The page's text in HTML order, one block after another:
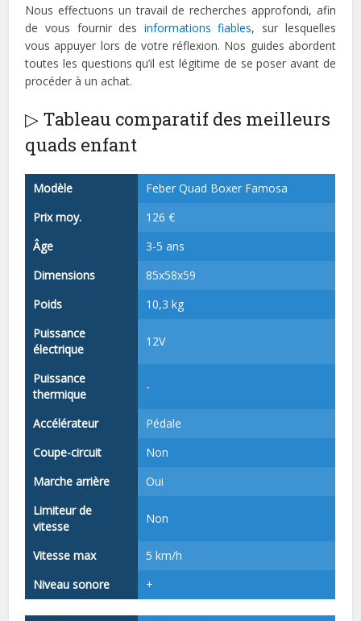
Nous effectuons un travail de recherches approfondi, afin
de vous fournir des informations fiables, sur lesquelles
vous appuyer lors de votre réflexion. Nos guides abordent
toutes les questions qu’il est légitime de se poser avant de
procéder à un achat.
▷ Tableau comparatif des meilleurs
quads enfant
Modèle
Feber Quad Boxer Famosa
Prix moy.
126 €
Âge
3-5 ans
Dimensions
85x58x59
Poids
10,3 kg
Puissance
électrique
12V
Puissance
thermique
-
Accélérateur
Pédale
Coupe-circuit
Non
Marche arrière
Oui
Limiteur de
vitesse
Non
Vitesse max
5 km/h
Niveau sonore
+